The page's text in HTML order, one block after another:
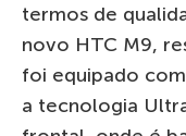
termos de
novo HTC M9,
foi equipado
a tecnologia